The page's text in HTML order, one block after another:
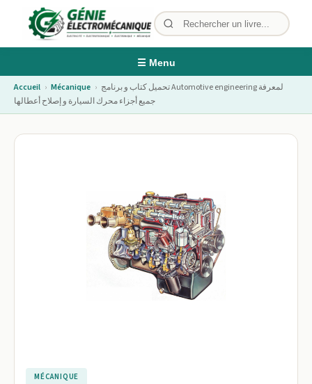
☰ Menu
Accueil › Mécanique › تحميل كتاب و برنامج Automotive engineering لمعرفة
جميع أجزاء محرك السيارة و إصلاح أعطالها
MÉCANIQUE